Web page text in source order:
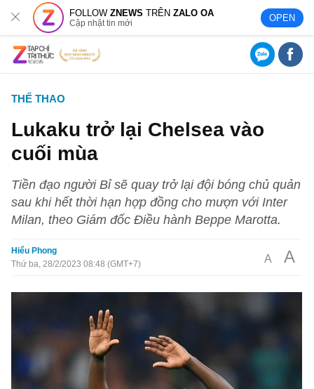
FOLLOWZNEWS TRÊNZALO OA
Cập nhật tin mới OPEN
THỂ THAO
Lukaku trở lại Chelsea vào
cuối mùa
Tiền đạo người Bỉ sẽ quay trở lại đội bóng chủ quản
sau khi hết thời hạn hợp đồng cho mượn với Inter
Milan, theo Giám đốc Điều hành Beppe Marotta.
Hiểu Phong
Thứ ba, 28/2/2023 08:48 (GMT+7)
A A